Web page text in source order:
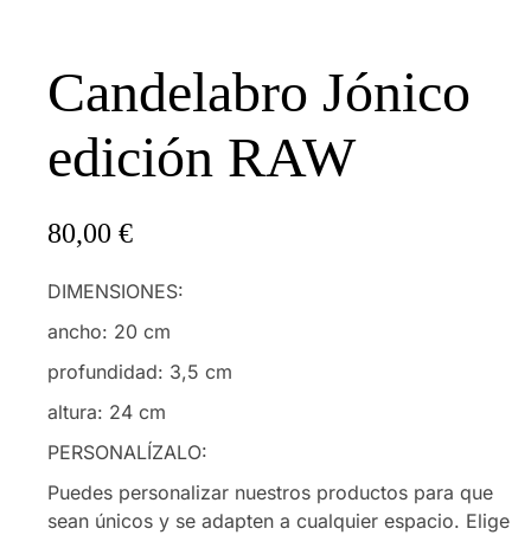
Candelabro Jónico
edición RAW
80,00 €
DIMENSIONES:
ancho: 20 cm
profundidad: 3,5 cm
altura: 24 cm
PERSONALÍZALO:
Puedes personalizar nuestros productos para que
sean únicos y se adapten a cualquier espacio. Elige